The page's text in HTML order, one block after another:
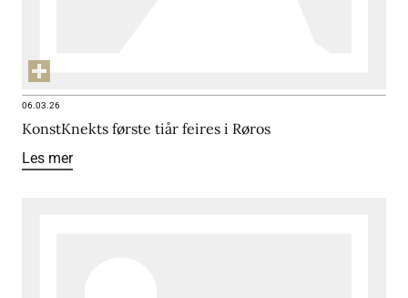
06.03.26
KonstKnekts første tiår feires i Røros
Les mer